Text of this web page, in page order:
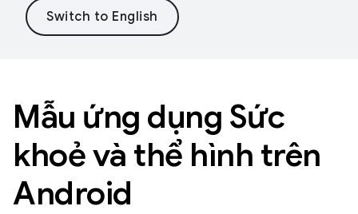
Mẫu ứng dụng Sức
khoẻ và thể hình trên
Android